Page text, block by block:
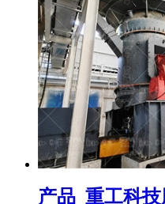
产品_重工科